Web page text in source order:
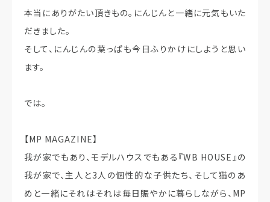
本当にありがたい頂きもの。にんじんと一緒に元気もいた
だきました。
そして、にんじんの葉っぱも今日ふりかけにしようと思い
ます。
では。
【MP MAGAZINE】
我が家でもあり、モデルハウスでもある『WB HOUSE』の
我が家で、主人と3人の個性的な子供たち、そして猫のあ
めと一緒にそれはそれは毎日賑やかに暮らしながら、MP